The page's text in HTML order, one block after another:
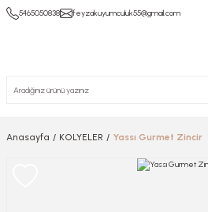
5465050838 feyzakuyumculuk55@gmail.com
Anasayfa KOLYELER Yassı Gurmet Zincir